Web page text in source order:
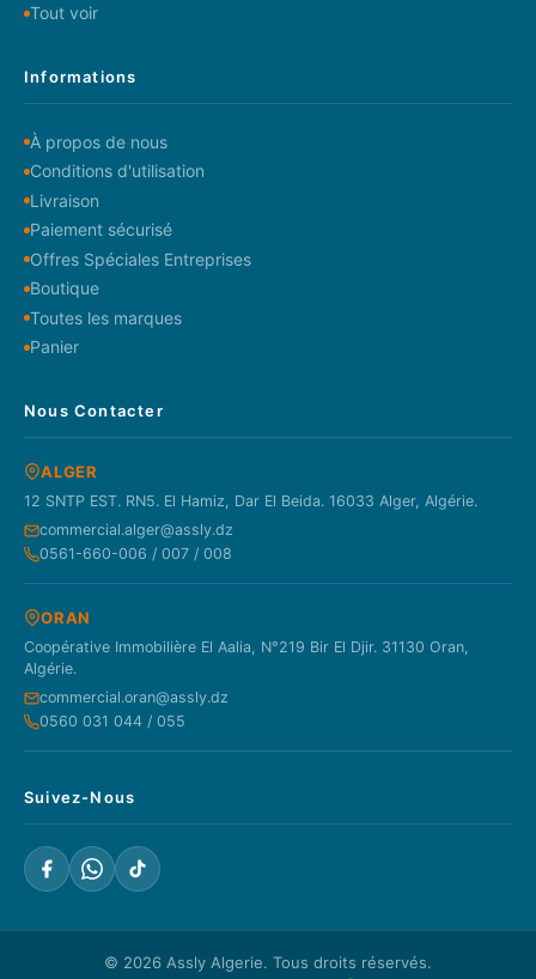
Tout voir
Informations
À propos de nous
Conditions d'utilisation
Livraison
Paiement sécurisé
Offres Spéciales Entreprises
Boutique
Toutes les marques
Panier
Nous Contacter
ALGER
12 SNTP EST. RN5. El Hamiz, Dar El Beida. 16033 Alger, Algérie.
commercial.alger@assly.dz
0561-660-006 / 007 / 008
ORAN
Coopérative Immobilière El Aalia, N°219 Bir El Djir. 31130 Oran,
Algérie.
commercial.oran@assly.dz
0560 031 044 / 055
Suivez-Nous
© 2026 Assly Algerie. Tous droits réservés.